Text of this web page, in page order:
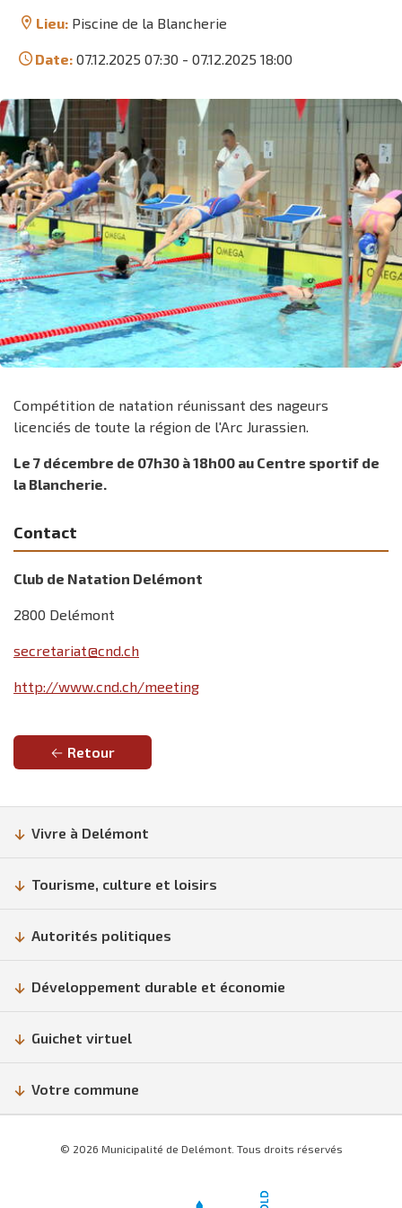
Lieu: Piscine de la Blancherie
Date: 07.12.2025 07:30 -07.12.2025 18:00
Compétition de natation réunissant des nageurs
licenciés de toute la région de l'Arc Jurassien.
Le 7 décembre de 07h30 à 18h00 au Centre sportif de
la Blancherie.
Contact
Club de Natation Delémont
2800 Delémont
secretariat@cnd.ch
http://www.cnd.ch/meeting
Retour
Vivre à Delémont
Tourisme, culture et loisirs
Autorités politiques
Développement durable et économie
Guichet virtuel
Votre commune
© 2026 Municipalité de Delémont. Tous droits réservés